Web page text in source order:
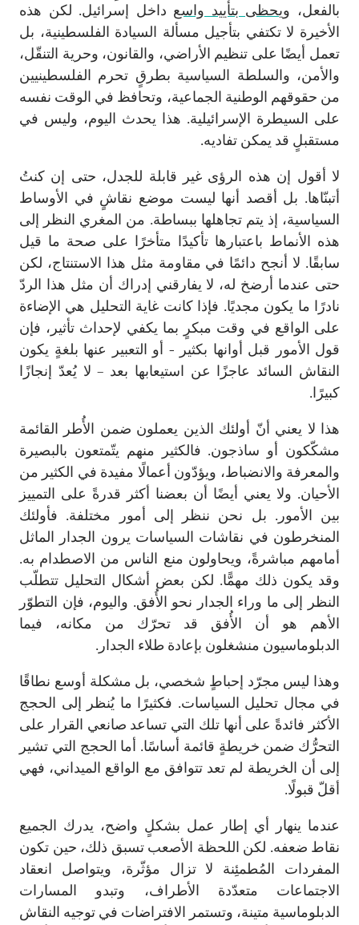
بالفعل، ويحظى بتأييد واسع داخل إسرائيل. لكن هذه
الأخيرة لا تكتفي بتأجيل مسألة السيادة الفلسطينية، بل
تعمل أيضًا على تنظيم الأراضي، والقانون، وحرية التنقّل،
والأمن، والسلطة السياسية بطرقٍ تحرم الفلسطينيين
من حقوقهم الوطنية الجماعية، وتحافظ في الوقت نفسه
على السيطرة الإسرائيلية. هذا يحدث اليوم، وليس في
مستقبلٍ قد يمكن تفاديه.
لا أقول إن هذه الرؤى غير قابلة للجدل، حتى إن كنتُ
أتبنّاها. بل أقصد أنها ليست موضع نقاشٍ في الأوساط
السياسية، إذ يتم تجاهلها ببساطة. من المغري النظر إلى
هذه الأنماط باعتبارها تأكيدًا متأخرًا على صحة ما قيل
سابقًا. لا أنجح دائمًا في مقاومة مثل هذا الاستنتاج، لكن
حتى عندما أرضخ له، لا يفارقني إدراك أن مثل هذا الردّ
نادرًا ما يكون مجديًا. فإذا كانت غاية التحليل هي الإضاءة
على الواقع في وقت مبكرٍ بما يكفي لإحداث تأثير، فإن
قول الأمور قبل أوانها بكثير - أو التعبير عنها بلغةٍ يكون
النقاش السائد عاجزًا عن استيعابها بعد – لا يُعدّ إنجازًا
كبيرًا.
هذا لا يعني أنّ أولئك الذين يعملون ضمن الأُطر القائمة
مشكّكون أو ساذجون. فالكثير منهم يتّمتعون بالبصيرة
والمعرفة والانضباط، ويؤدّون أعمالًا مفيدة في الكثير من
الأحيان. ولا يعني أيضًا أن بعضنا أكثر قدرةً على التمييز
بين الأمور. بل نحن ننظر إلى أمور مختلفة. فأولئك
المنخرطون في نقاشات السياسات يرون الجدار الماثل
أمامهم مباشرةً، ويحاولون منع الناس من الاصطدام به.
وقد يكون ذلك مهمًّا. لكن بعض أشكال التحليل تتطلّب
النظر إلى ما وراء الجدار نحو الأُفق. واليوم، فإن التطوّر
الأهم هو أن الأُفق قد تحرّك من مكانه، فيما
الدبلوماسيون منشغلون بإعادة طلاء الجدار.
وهذا ليس مجرّد إحباطٍ شخصي، بل مشكلة أوسع نطاقًا
في مجال تحليل السياسات. فكثيرًا ما يُنظر إلى الحجج
الأكثر فائدةً على أنها تلك التي تساعد صانعي القرار على
التحرُّك ضمن خريطةٍ قائمة أساسًا. أما الحجج التي تشير
إلى أن الخريطة لم تعد تتوافق مع الواقع الميداني، فهي
أقلّ قبولًا.
عندما ينهار أي إطار عمل بشكلٍ واضح، يدرك الجميع
نقاط ضعفه. لكن اللحظة الأصعب تسبق ذلك، حين تكون
المفردات المُطمئِنة لا تزال مؤثّرة، ويتواصل انعقاد
الاجتماعات متعدّدة الأطراف، وتبدو المسارات
الدبلوماسية متينة، وتستمر الافتراضات في توجيه النقاش